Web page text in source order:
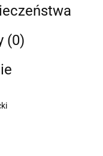
(0)